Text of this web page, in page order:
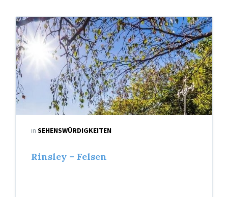
in SEHENSWÜRDIGKEITEN
Rinsley – Felsen